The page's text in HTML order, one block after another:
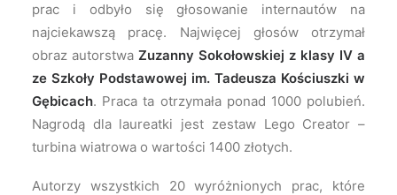
prac i odbyło się głosowanie internautów na
najciekawszą pracę. Najwięcej głosów otrzymał
obraz autorstwa Zuzanny Sokołowskiej z klasy IV a
ze Szkoły Podstawowej im. Tadeusza Kościuszki w
Gębicach. Praca ta otrzymała ponad 1000 polubień.
Nagrodą dla laureatki jest zestaw Lego Creator –
turbina wiatrowa o wartości 1400 złotych.
Autorzy wszystkich 20 wyróżnionych prac, które